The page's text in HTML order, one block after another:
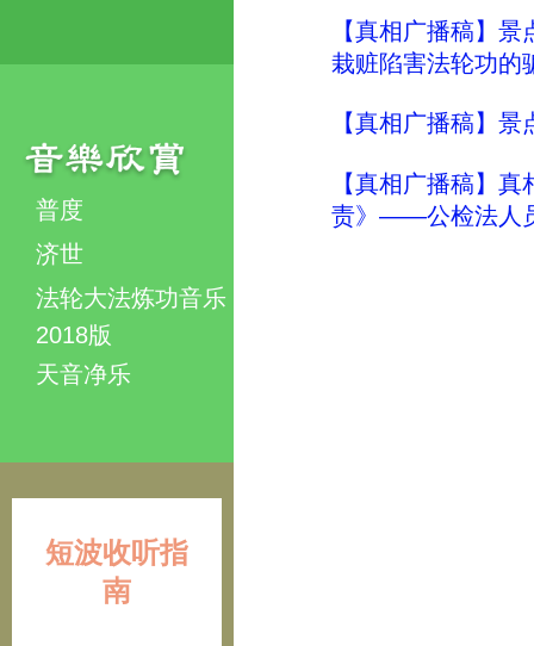
普度
济世
法轮大法炼功音乐
2018版
天音净乐
短波收听指
南
【真相广播稿】
栽赃陷害法轮功的
【真相广播稿】
【真相广播稿】
责》——公检法人